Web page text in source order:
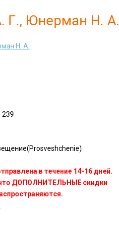
Г., Юнерман Н. А.
Н. А.
239
в течение 14-16 дней.
что ДОПОЛНИТЕЛЬНЫЕ скидки